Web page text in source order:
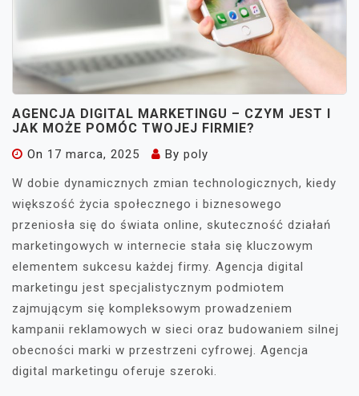
AGENCJA DIGITAL MARKETINGU – CZYM JEST I
JAK MOŻE POMÓC TWOJEJ FIRMIE?
On 17 marca, 2025 By poly
W dobie dynamicznych zmian technologicznych, kiedy
większość życia społecznego i biznesowego
przeniosła się do świata online, skuteczność działań
marketingowych w internecie stała się kluczowym
elementem sukcesu każdej firmy. Agencja digital
marketingu jest specjalistycznym podmiotem
zajmującym się kompleksowym prowadzeniem
kampanii reklamowych w sieci oraz budowaniem silnej
obecności marki w przestrzeni cyfrowej. Agencja
digital marketingu oferuje szeroki.